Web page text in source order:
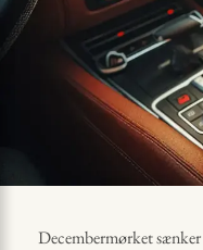
Decembermørket sænker